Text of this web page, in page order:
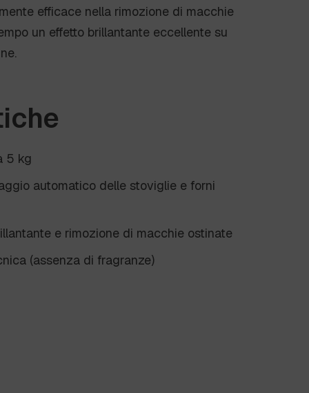
efficace nella rimozione di macchie
un effetto brillantante eccellente su
5 kg
automatico delle stoviglie e forni
e rimozione di macchie ostinate
(assenza di fragranze)